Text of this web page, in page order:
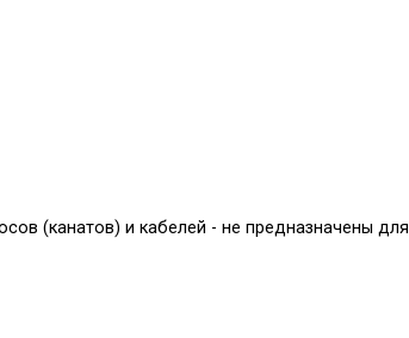
(канатов) и кабелей - не предназначены для